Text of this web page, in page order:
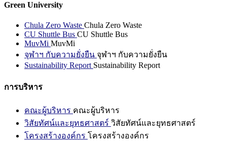
Green University
Chula Zero Waste Chula Zero Waste
CU Shuttle Bus CU Shuttle Bus
MuvMi MuvMi
จุฬาฯ กับความยั่งยืน จุฬาฯ กับความยั่งยืน
Sustainability Report Sustainability Report
การบริหาร
คณะผู้บริหาร คณะผู้บริหาร
วิสัยทัศน์และยุทธศาสตร์ วิสัยทัศน์และยุทธศาสตร์
โครงสร้างองค์กร โครงสร้างองค์กร